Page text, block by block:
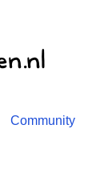
Community